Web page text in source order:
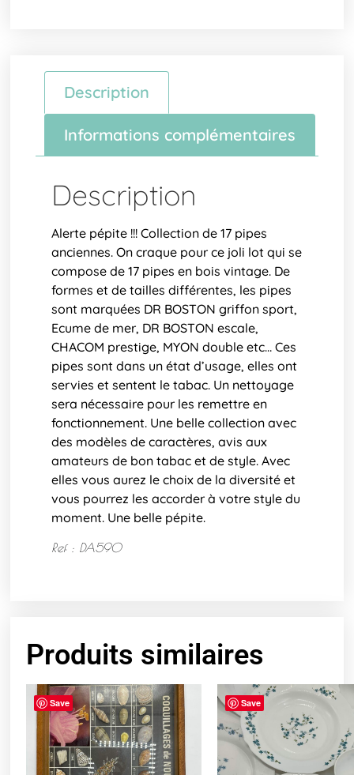
Description
Informations complémentaires
Description
Alerte pépite !!! Collection de 17 pipes
anciennes. On craque pour ce joli lot qui se
compose de 17 pipes en bois vintage. De
formes et de tailles différentes, les pipes
sont marquées DR BOSTON griffon sport,
Ecume de mer, DR BOSTON escale,
CHACOM prestige, MYON double etc… Ces
pipes sont dans un état d’usage, elles ont
servies et sentent le tabac. Un nettoyage
sera nécessaire pour les remettre en
fonctionnement. Une belle collection avec
des modèles de caractères, avis aux
amateurs de bon tabac et de style. Avec
elles vous aurez le choix de la diversité et
vous pourrez les accorder à votre style du
moment. Une belle pépite.
Ref : DA590
Produits similaires
Save Save